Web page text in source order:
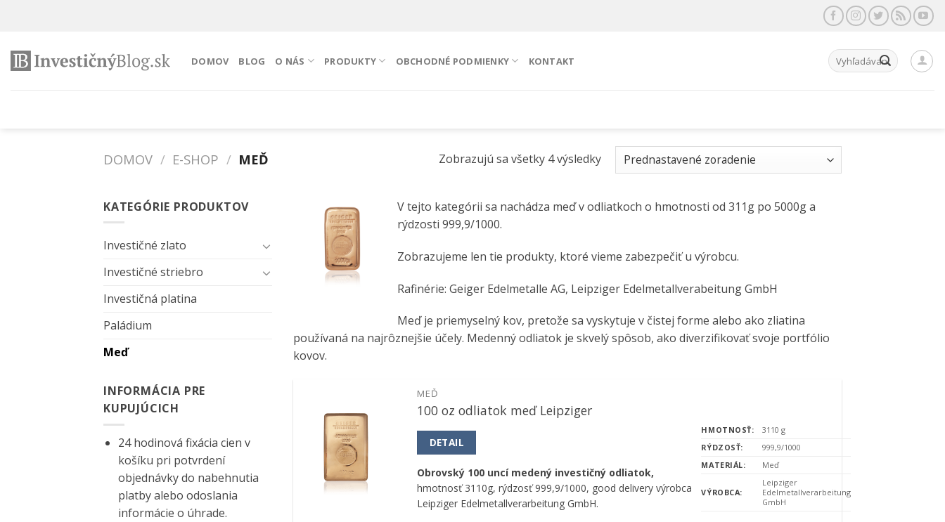
DOMOV BLOG O NÁS PRODUKTY OBCHODNÉ PODMIENKY KONTAKT Hľadať:
DOMOV / E-SHOP / MEĎ Zobrazujú sa všetky 4 výsledky
KATEGÓRIE PRODUKTOV
Investičné zlato
Investičné striebro
Investičná platina
Paládium
Meď
INFORMÁCIA PRE
KUPUJÚCICH
24 hodinová fixácia cien v
košíku pri potvrdení
objednávky do nabehnutia
platby alebo odoslania
informácie o úhrade.
V tejto kategórii sa nachádza meď v odliatkoch o hmotnosti od 311g po 5000g a
rýdzosti 999,9/1000.
Zobrazujeme len tie produkty, ktoré vieme zabezpečiť u výrobcu.
Rafinérie: Geiger Edelmetalle AG, Leipziger Edelmetallverabeitung GmbH
Meď je priemyselný kov, pretože sa vyskytuje v čistej forme alebo ako zliatina
používaná na najrôznejšie účely. Medenný odliatok je skvelý spôsob, ako diverzifikovať svoje portfólio
kovov.
Pridať k
obľúbeným
MEĎ
100 oz odliatok meď Leipziger
DETAIL
Obrovský 100 uncí medený investičný odliatok,
hmotnosť 3110g, rýdzosť 999,9/1000, good delivery výrobca
Leipziger Edelmetallverarbeitung GmbH.
HMOTNOSŤ:
3110 g
RÝDZOSŤ:
999,9/1000
MATERIÁL:
Meď
VÝROBCA:
Leipziger
Edelmetallverarbeitung
GmbH